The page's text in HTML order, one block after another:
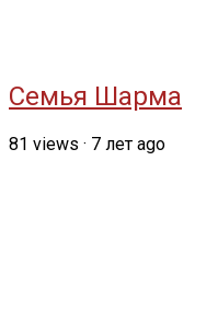
Семья Шарма
81 views · 7 лет ago